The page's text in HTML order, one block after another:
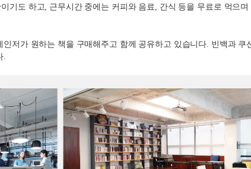
기도 하고, 근무시간 중에는 커피와 음료, 간식 등을 무료로 먹으
인저가 원하는 책을 구매해주고 함께 공유하고 있습니다. 빈백과 쿠
.